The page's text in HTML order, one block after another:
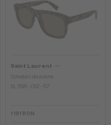
Saint Laurent
Ochelari de soare
SL 558 - 012 - 57
1 191 RON